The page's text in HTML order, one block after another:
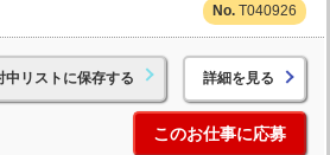
T040926
中リストに保存する 詳細を見る
このお仕事に応募